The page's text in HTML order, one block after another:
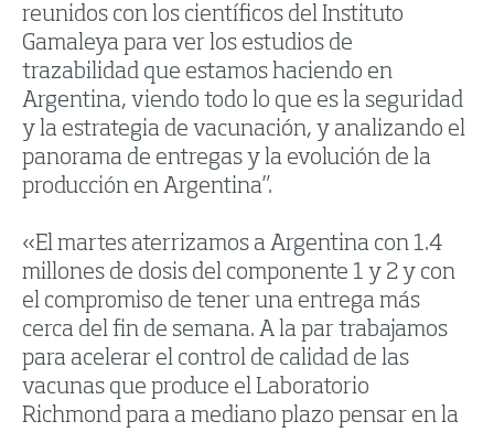
reunidos con los científicos del Instituto
Gamaleya para ver los estudios de
trazabilidad que estamos haciendo en
Argentina, viendo todo lo que es la seguridad
y la estrategia de vacunación, y analizando el
panorama de entregas y la evolución de la
producción en Argentina”.
«El martes aterrizamos a Argentina con 1.4
millones de dosis del componente 1 y 2 y con
el compromiso de tener una entrega más
cerca del fin de semana. A la par trabajamos
para acelerar el control de calidad de las
vacunas que produce el Laboratorio
Richmond para a mediano plazo pensar en la